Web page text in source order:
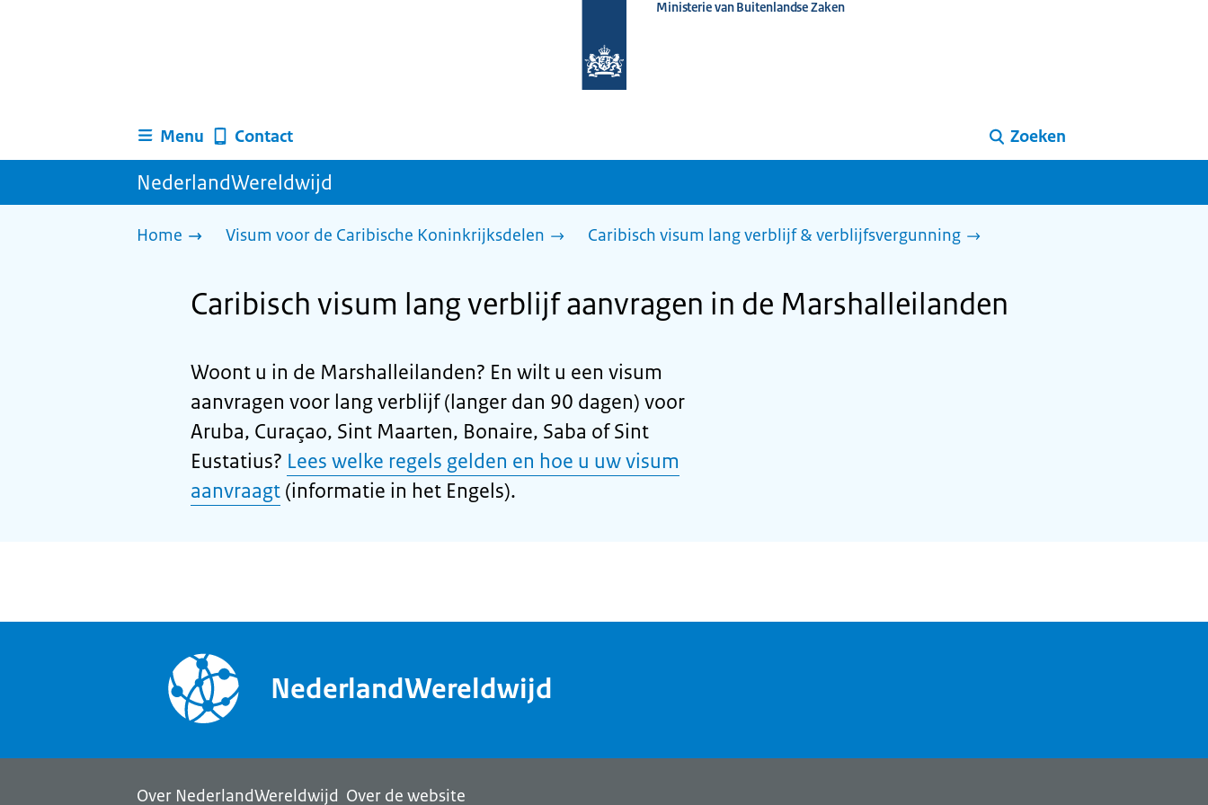
homepage
Ministerie van Buitenlandse Zaken
Menu Contact Zoeken
NederlandWereldwijd
Home Visum voor de Caribische Koninkrijksdelen Caribisch visum lang verblijf & verblijfsvergunning
Caribisch visum lang verblijf aanvragen in de Marshalleilanden
Woont u in de Marshalleilanden? En wilt u een visum
aanvragen voor lang verblijf (langer dan 90 dagen) voor
Aruba, Curaçao, Sint Maarten, Bonaire, Saba of Sint
Eustatius? Lees welke regels gelden en hoe u uw visum
aanvraagt (informatie in het Engels).
NederlandWereldwijd
Over NederlandWereldwijd Over de website